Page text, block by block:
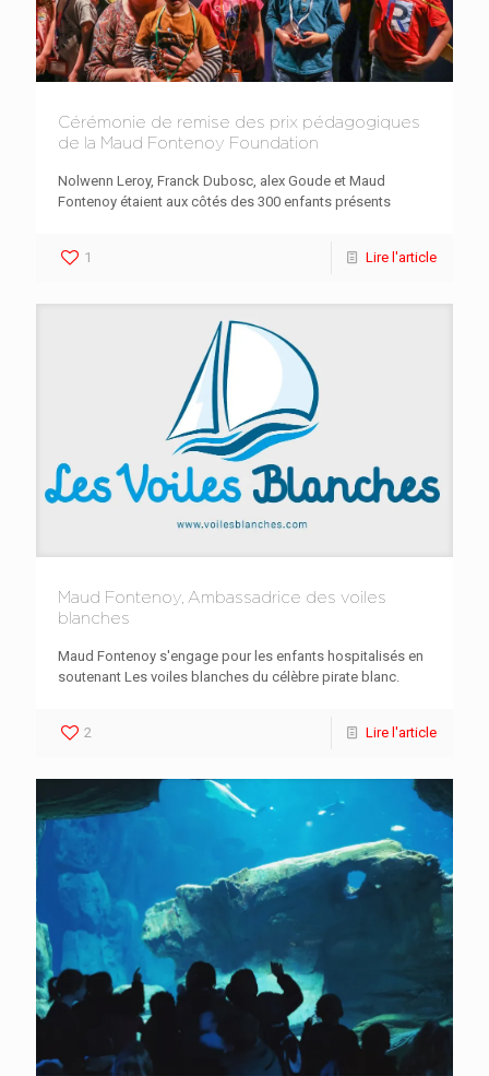
Cérémonie de remise des prix pédagogiques
de la Maud Fontenoy Foundation
Nolwenn Leroy, Franck Dubosc, alex Goude et Maud
Fontenoy étaient aux côtés des 300 enfants présents
1 Lire l'article
Maud Fontenoy, Ambassadrice des voiles
blanches
Maud Fontenoy s'engage pour les enfants hospitalisés en
soutenant Les voiles blanches du célèbre pirate blanc.
2 Lire l'article